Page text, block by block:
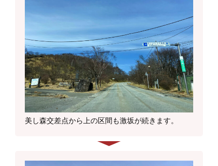
美し森交差点から上の区間も激坂が続きます。